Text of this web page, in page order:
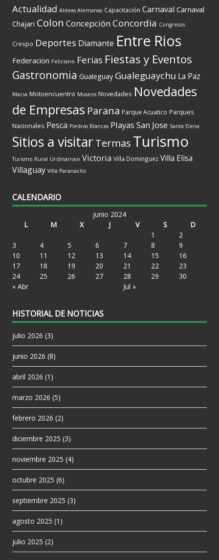
Actualidad Aldeas Alemanas Capacitación Carnaval Carnaval
Chajari Colon Concepción Concordia Congresos
Crespo Deportes Diamante Entre Rios
Federacion Feliciano Ferias Fiestas y Eventos
Gastronomia Gualeguay Gualeguaychu La Paz
Macia Motoencuentro Museos Novedades Novedades
de Empresas Parana Parque Acuatico Parques
Nacionales Pesca Piedras Blancas Playas San Jose Santa Elena
Sitios a visitarTermas Turismo
Turismo Rural Urdinarrain Victoria Villa Dominguez Villa Elisa
Villaguay Villa Paranacito
CALENDARIO
junio 2024
L
M X J V S D
« Abr Jul »
1
2
3
4 5 6 7 8
9
10
11 12 13 14 15
16
17
18 19 20 21 22
23
24
25 26 27 28 29 30
HISTORIAL DE NOTICIAS
julio 2026 (3)
junio 2026 (8)
abril 2026 (1)
marzo 2026 (5)
febrero 2026 (2)
diciembre 2025 (3)
noviembre 2025 (4)
octubre 2025 (6)
septiembre 2025 (3)
agosto 2025 (1)
julio 2025 (2)